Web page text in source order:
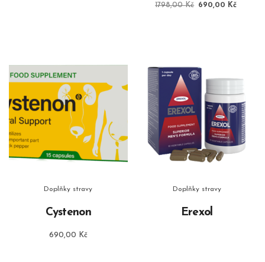
1798,00Kč
Původní
690,00 Kč
Doplňky stravy
Cystenon
690,00 Kč
Doplňky stravy
Erexol